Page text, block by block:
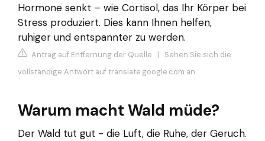
Hormone senkt – wie Cortisol, das Ihr Körper bei
Stress produziert. Dies kann Ihnen helfen,
ruhiger und entspannter zu werden.
Antrag auf Entfernung der Quelle | Sehen Sie sich die
vollständige Antwort auf translate.google.com an
Warum macht Wald müde?
Der Wald tut gut - die Luft, die Ruhe, der Geruch.